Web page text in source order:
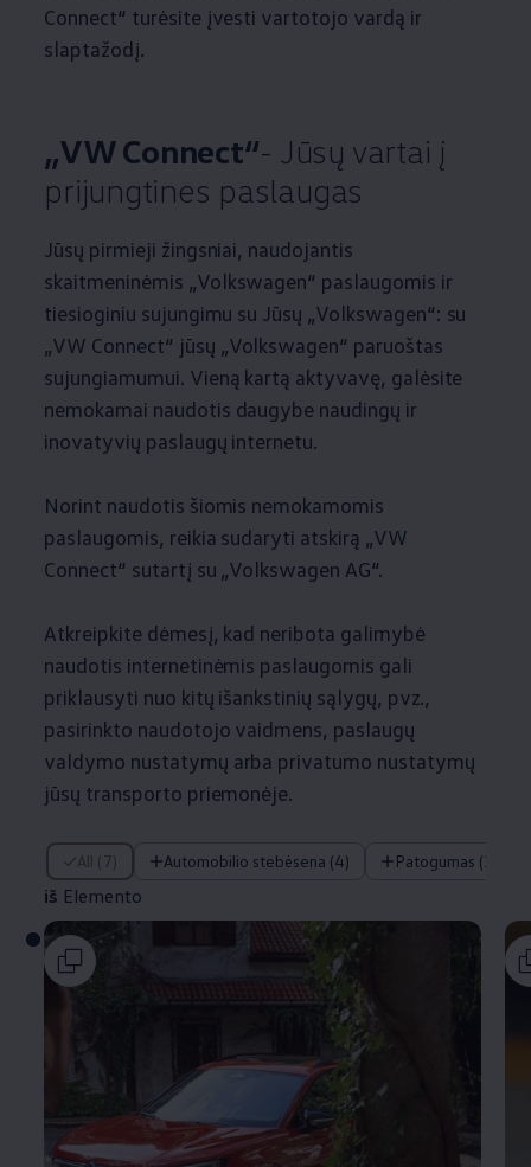
Connect“ turėsite įvesti vartotojo vardą ir
slaptažodį.
„VW Connect“- Jūsų vartai į
prijungtines paslaugas
Jūsų pirmieji žingsniai, naudojantis
skaitmeninėmis „Volkswagen“ paslaugomis ir
tiesioginiu sujungimu su Jūsų „Volkswagen“: su
„VW Connect“ jūsų „Volkswagen“ paruoštas
sujungiamumui. Vieną kartą aktyvavę, galėsite
nemokamai naudotis daugybe naudingų ir
inovatyvių paslaugų internetu.
Norint naudotis šiomis nemokamomis
paslaugomis, reikia sudaryti atskirą „VW
Connect“ sutartį su „Volkswagen AG“.
Atkreipkite dėmesį, kad neribota galimybė
naudotis internetinėmis paslaugomis gali
priklausyti nuo kitų išankstinių sąlygų, pvz.,
pasirinkto naudotojo vaidmens, paslaugų
valdymo nustatymų arba privatumo nustatymų
jūsų transporto priemonėje.
All (7) Automobilio stebėsena (4) Patogumas (1)
iš Elemento
iš Elemento